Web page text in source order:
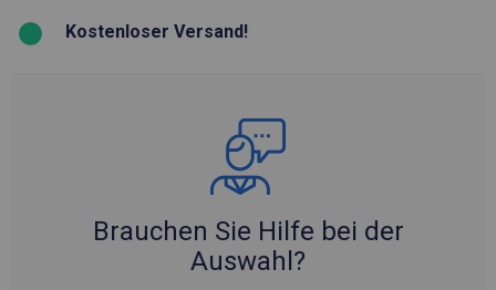
Kostenloser Versand!
Brauchen Sie Hilfe bei der
Auswahl?